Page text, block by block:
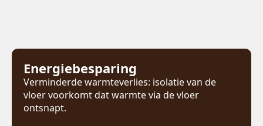
Energiebesparing
Verminderde warmteverlies: isolatie van de
vloer voorkomt dat warmte via de vloer
ontsnapt.